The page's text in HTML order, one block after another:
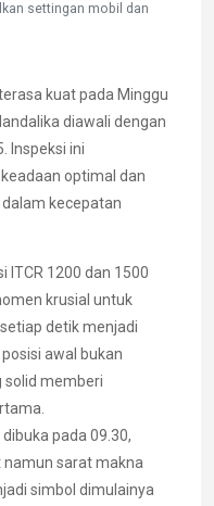
settingan mobil dan
kuat pada Minggu
diawali dengan
Inspeksi ini
optimal dan
kecepatan
ITCR 1200 dan 1500
krusial untuk
detik menjadi
awal bukan
solid memberi
pada 09.30,
sarat makna
simbol dimulainya